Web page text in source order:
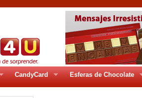
CandyCard Esferas de Chocolate